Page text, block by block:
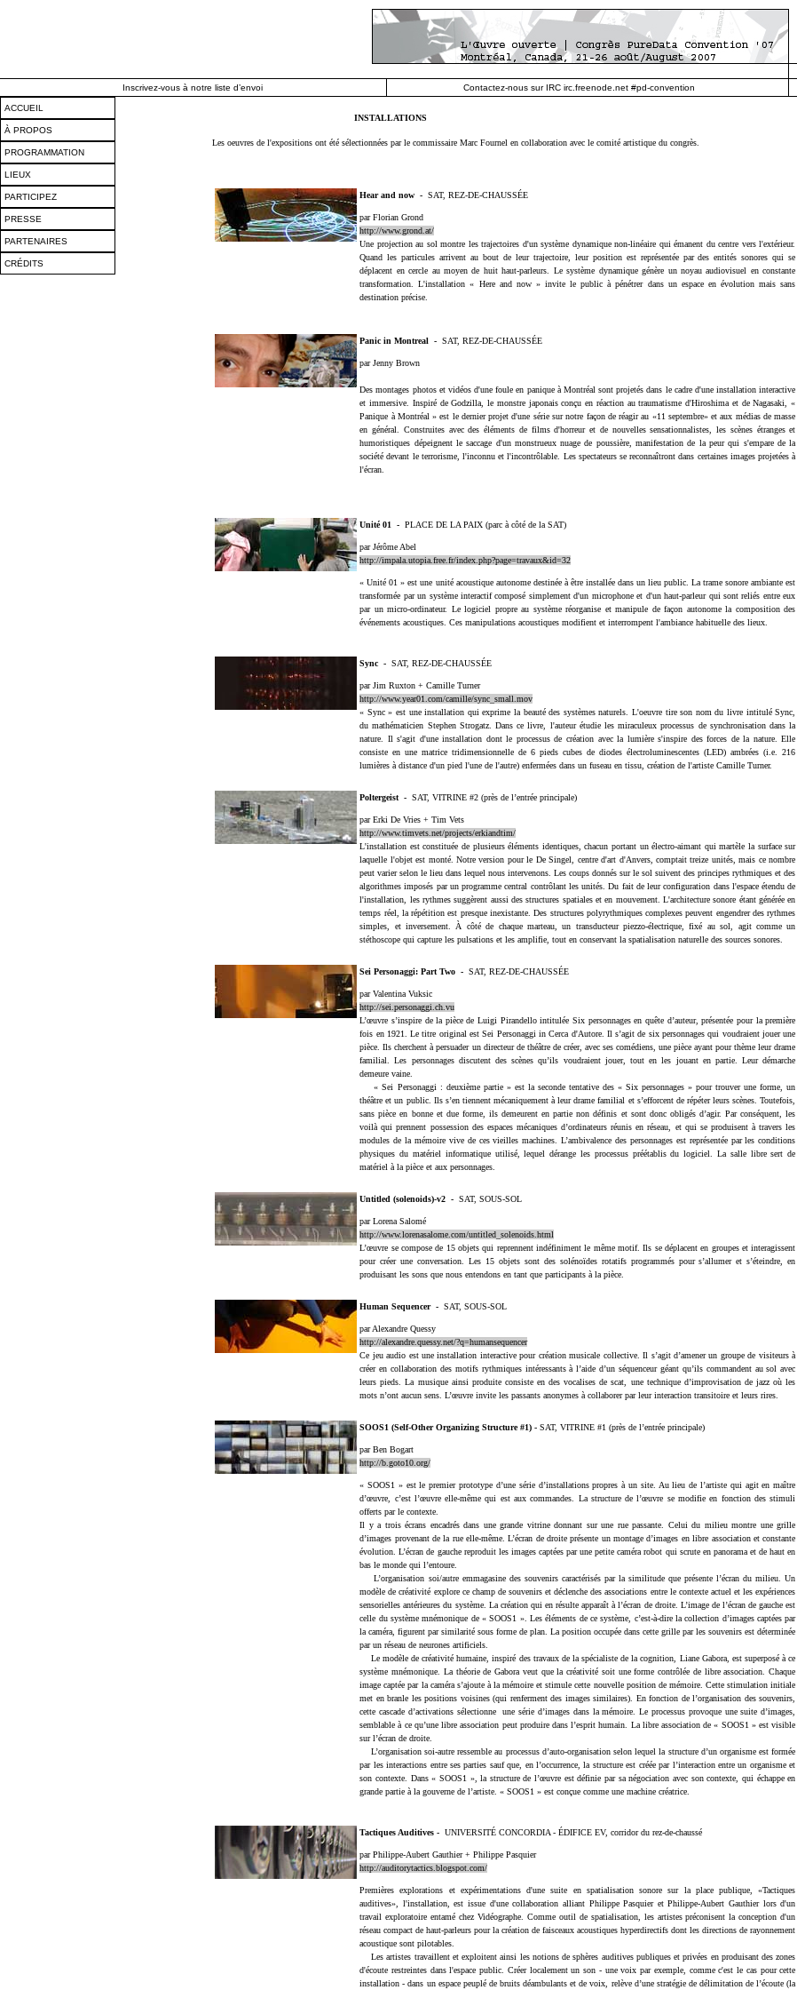
Inscrivez-vous à notre liste d’envoi Contactez-nous sur IRC irc.freenode.net#pd-convention
ACCUEIL
À PROPOS
PROGRAMMATION
LIEUX
PARTICIPEZ
PRESSE
PARTENAIRES
CRÉDITS
INSTALLATIONS
Les oeuvres de l'expositions ont été sélectionnées par le commissaire Marc Fournel en collaboration avec le comité artistique du congrès.
Hear and now-SAT, REZ-DE-CHAUSSÉE
par Florian Grond
http://www.grond.at/
Une projection au sol montre les trajectoires d'un système dynamique non-linéaire qui émanent du centre vers l'extérieur.
Quand les particules arrivent au bout de leur trajectoire, leur position est représentée par des entités sonores qui se
déplacent en cercle au moyen de huit haut-parleurs. Le système dynamique génère un noyau audiovisuel en constante
transformation. L'installation « Here and now » invite le public à pénétrer dans un espace en évolution mais sans
destination précise.
Panic in Montreal-SAT, REZ-DE-CHAUSSÉE
par Jenny Brown
Des montages photos et vidéos d'une foule en panique à Montréal sont projetés dans le cadre d'une installation interactive
et immersive. Inspiré de Godzilla, le monstre japonais conçu en réaction au traumatisme d'Hiroshima et de Nagasaki, «
Panique à Montréal » est le dernier projet d'une série sur notre façon de réagir au «11 septembre» et aux médias de masse
en général. Construites avec des éléments de films d'horreur et de nouvelles sensationnalistes, les scènes étranges et
humoristiques dépeignent le saccage d'un monstrueux nuage de poussière, manifestation de la peur qui s'empare de la
société devant le terrorisme, l'inconnu et l'incontrôlable. Les spectateurs se reconnaîtront dans certaines images projetées à
l'écran.
Unité 01 -PLACE DE LA PAIX (parc à côté de la SAT)
par Jérôme Abel
http://impala.utopia.free.fr/index.php?page=travaux&id=32
« Unité 01 » est une unité acoustique autonome destinée à être installée dans un lieu public. La trame sonore ambiante est
transformée par un système interactif composé simplement d'un microphone et d'un haut-parleur qui sont reliés entre eux
par un micro-ordinateur. Le logiciel propre au système réorganise et manipule de façon autonome la composition des
événements acoustiques. Ces manipulations acoustiques modifient et interrompent l'ambiance habituelle des lieux.
Sync-SAT, REZ-DE-CHAUSSÉE
par Jim Ruxton + Camille Turner
http://www.year01.com/camille/sync_small.mov
« Sync » est une installation qui exprime la beauté des systèmes naturels. L'oeuvre tire son nom du livre intitulé Sync,
du mathématicien Stephen Strogatz. Dans ce livre, l'auteur étudie les miraculeux processus de synchronisation dans la
nature. Il s'agit d'une installation dont le processus de création avec la lumière s'inspire des forces de la nature. Elle
consiste en une matrice tridimensionnelle de 6 pieds cubes de diodes électroluminescentes (LED) ambrées (i.e. 216
lumières à distance d'un pied l'une de l'autre) enfermées dans un fuseau en tissu, création de l'artiste Camille Turner.
Poltergeist-SAT, VITRINE #2 (près de l’entrée principale)
par Erki De Vries + Tim Vets
http://www.timvets.net/projects/erkiandtim/
L'installation est constituée de plusieurs éléments identiques, chacun portant un électro-aimant qui martèle la surface sur
laquelle l'objet est monté. Notre version pour le De Singel, centre d'art d'Anvers, comptait treize unités, mais ce nombre
peut varier selon le lieu dans lequel nous intervenons. Les coups donnés sur le sol suivent des principes rythmiques et des
algorithmes imposés par un programme central contrôlant les unités. Du fait de leur configuration dans l'espace étendu de
l'installation, les rythmes suggèrent aussi des structures spatiales et en mouvement. L'architecture sonore étant générée en
temps réel, la répétition est presque inexistante. Des structures polyrythmiques complexes peuvent engendrer des rythmes
simples, et inversement. À côté de chaque marteau, un transducteur piezzo-électrique, fixé au sol, agit comme un
stéthoscope qui capture les pulsations et les amplifie, tout en conservant la spatialisation naturelle des sources sonores.
Sei Personaggi: Part Two-SAT, REZ-DE-CHAUSSÉE
par Valentina Vuksic
http://sei.personaggi.ch.vu
L’œuvre s’inspire de la pièce de Luigi Pirandello intitulée Six personnages en quête d’auteur, présentée pour la première
fois en 1921. Le titre original est Sei Personaggi in Cerca d'Autore. Il s’agit de six personnages qui voudraient jouer une
pièce. Ils cherchent à persuader un directeur de théâtre de créer, avec ses comédiens, une pièce ayant pour thème leur drame
familial. Les personnages discutent des scènes qu’ils voudraient jouer, tout en les jouant en partie. Leur démarche
demeure vaine.
« Sei Personaggi : deuxième partie » est la seconde tentative des « Six personnages » pour trouver une forme, un
théâtre et un public. Ils s’en tiennent mécaniquement à leur drame familial et s’efforcent de répéter leurs scènes. Toutefois,
sans pièce en bonne et due forme, ils demeurent en partie non définis et sont donc obligés d’agir. Par conséquent, les
voilà qui prennent possession des espaces mécaniques d’ordinateurs réunis en réseau, et qui se produisent à travers les
modules de la mémoire vive de ces vieilles machines. L’ambivalence des personnages est représentée par les conditions
physiques du matériel informatique utilisé, lequel dérange les processus préétablis du logiciel. La salle libre sert de
matériel à la pièce et aux personnages.
Untitled (solenoids)-v2-SAT, SOUS-SOL
par Lorena Salomé
http://www.lorenasalome.com/untitled_solenoids.html
L’œuvre se compose de 15 objets qui reprennent indéfiniment le même motif. Ils se déplacent en groupes et interagissent
pour créer une conversation. Les 15 objets sont des solénoïdes rotatifs programmés pour s’allumer et s’éteindre, en
produisant les sons que nous entendons en tant que participants à la pièce.
Human Sequencer-SAT, SOUS-SOL
par Alexandre Quessy
http://alexandre.quessy.net/?q=humansequencer
Ce jeu audio est une installation interactive pour création musicale collective. Il s’agit d’amener un groupe de visiteurs à
créer en collaboration des motifs rythmiques intéressants à l’aide d’un séquenceur géant qu’ils commandent au sol avec
leurs pieds. La musique ainsi produite consiste en des vocalises de scat, une technique d’improvisation de jazz où les
mots n’ont aucun sens. L’œuvre invite les passants anonymes à collaborer par leur interaction transitoire et leurs rires.
SOOS1 (Self-Other Organizing Structure #1) -SAT, VITRINE #1 (près de l’entrée principale)
par Ben Bogart
http://b.goto10.org/
« SOOS1 » est le premier prototype d’une série d’installations propres à un site. Au lieu de l’artiste qui agit en maître
d’œuvre, c’est l’œuvre elle-même qui est aux commandes. La structure de l’œuvre se modifie en fonction des stimuli
offerts par le contexte.
Il y a trois écrans encadrés dans une grande vitrine donnant sur une rue passante. Celui du milieu montre une grille
d’images provenant de la rue elle-même. L’écran de droite présente un montage d’images en libre association et constante
évolution. L’écran de gauche reproduit les images captées par une petite caméra robot qui scrute en panorama et de haut en
bas le monde qui l’entoure.
L’organisation soi/autre emmagasine des souvenirs caractérisés par la similitude que présente l’écran du milieu. Un
modèle de créativité explore ce champ de souvenirs et déclenche des associations entre le contexte actuel et les expériences
sensorielles antérieures du système. La création qui en résulte apparaît à l’écran de droite. L’image de l’écran de gauche est
celle du système mnémonique de « SOOS1 ». Les éléments de ce système, c’est-à-dire la collection d’images captées par
la caméra, figurent par similarité sous forme de plan. La position occupée dans cette grille par les souvenirs est déterminée
par un réseau de neurones artificiels.
Le modèle de créativité humaine, inspiré des travaux de la spécialiste de la cognition, Liane Gabora, est superposé à ce
système mnémonique. La théorie de Gabora veut que la créativité soit une forme contrôlée de libre association. Chaque
image captée par la caméra s’ajoute à la mémoire et stimule cette nouvelle position de mémoire. Cette stimulation initiale
met en branle les positions voisines (qui renferment des images similaires). En fonction de l’organisation des souvenirs,
cette cascade d’activations sélectionne une série d’images dans la mémoire. Le processus provoque une suite d’images,
semblable à ce qu’une libre association peut produire dans l’esprit humain. La libre association de « SOOS1 » est visible
sur l’écran de droite.
L’organisation soi-autre ressemble au processus d’auto-organisation selon lequel la structure d’un organisme est formée
par les interactions entre ses parties sauf que, en l’occurrence, la structure est créée par l’interaction entre un organisme et
son contexte. Dans « SOOS1 », la structure de l’œuvre est définie par sa négociation avec son contexte, qui échappe en
grande partie à la gouverne de l’artiste. « SOOS1 » est conçue comme une machine créatrice.
Tactiques Auditives-UNIVERSITÉ CONCORDIA - ÉDIFICE EV, corridor du rez-de-chaussé
par Philippe-Aubert Gauthier + Philippe Pasquier
http://auditorytactics.blogspot.com/
Premières explorations et expérimentations d'une suite en spatialisation sonore sur la place publique, «Tactiques
auditives», l'installation, est issue d'une collaboration alliant Philippe Pasquier et Philippe-Aubert Gauthier lors d'un
travail exploratoire entamé chez Vidéographe. Comme outil de spatialisation, les artistes préconisent la conception d'un
réseau compact de haut-parleurs pour la création de faisceaux acoustiques hyperdirectifs dont les directions de rayonnement
acoustique sont pilotables.
Les artistes travaillent et exploitent ainsi les notions de sphères auditives publiques et privées en produisant des zones
d'écoute restreintes dans l'espace public. Créer localement un son - une voix par exemple, comme c'est le cas pour cette
installation - dans un espace peuplé de bruits déambulants et de voix, relève d’une stratégie de délimitation de l’écoute (la